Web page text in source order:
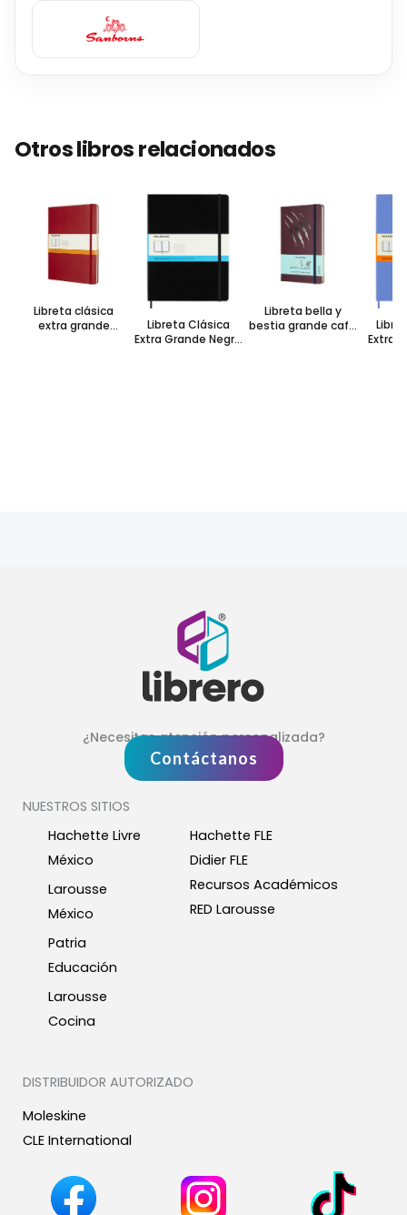
Otros libros relacionados
Libreta clásica
extra grande
Libreta Clásica
Extra Grande Negra
Libreta bella y
bestia grande café
Extra
¿Necesitas atención personalizada?
Contáctanos
NUESTROS SITIOS
Hachette Livre
México
Larousse
México
Patria
Educación
Larousse
Cocina
Hachette FLE
Didier FLE
Recursos Académicos
RED Larousse
DISTRIBUIDOR AUTORIZADO
Moleskine
CLE International